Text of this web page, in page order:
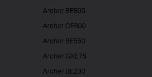
Archer BE805
Archer GE800
Archer BE550
Archer GXE75
Archer BE230